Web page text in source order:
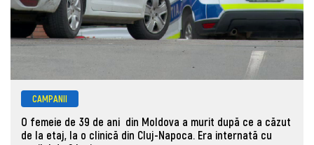
CAMPANII
O femeie de 39 de ani din Moldova a murit după ce a căzut
de la etaj, la o clinică din Cluj-Napoca. Era internată cu